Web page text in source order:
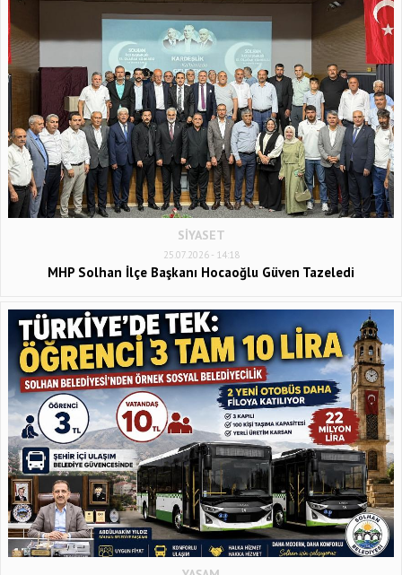
SİYASET
25.07.2026 - 14:18
MHP Solhan İlçe Başkanı Hocaoğlu Güven Tazeledi